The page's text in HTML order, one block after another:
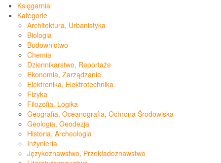
Księgarnia
Kategorie
Architektura, Urbanistyka
Biologia
Budownictwo
Chemia
Dziennikarstwo, Reportaże
Ekonomia, Zarządzanie
Elektronika, Elektrotechnika
Fizyka
Filozofia, Logika
Geografia, Oceanografia, Ochrona Środowiska
Geologia, Geodezja
Historia, Archeologia
Inżynieria
Językoznawstwo, Przekładoznawstwo